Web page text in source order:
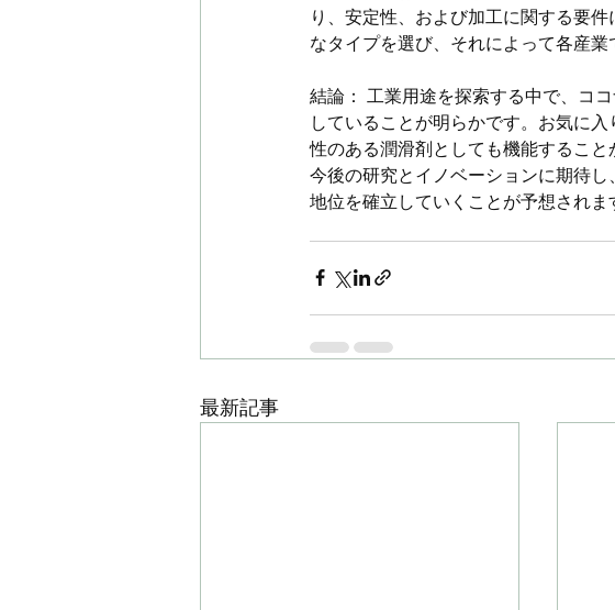
り、安定性、および加工に関する要
なタイプを選び、それによって各産業
結論： 工業用途を探索する中で、コ
していることが明らかです。お気に
性のある潤滑剤としても機能するこ
今後の研究とイノベーションに期待
地位を確立していくことが予想されま
最新記事